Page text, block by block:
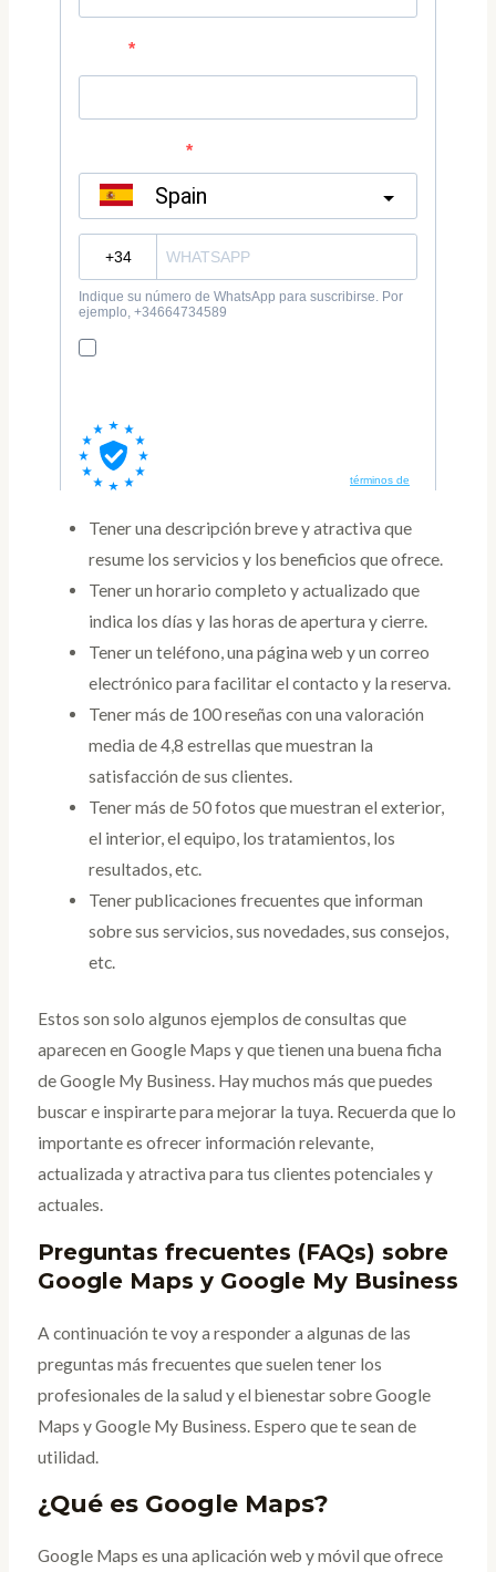
Tener una descripción breve y atractiva que
resume los servicios y los beneficios que ofrece.
Tener un horario completo y actualizado que
indica los días y las horas de apertura y cierre.
Tener un teléfono, una página web y un correo
electrónico para facilitar el contacto y la reserva.
Tener más de 100 reseñas con una valoración
media de 4,8 estrellas que muestran la
satisfacción de sus clientes.
Tener más de 50 fotos que muestran el exterior,
el interior, el equipo, los tratamientos, los
resultados, etc.
Tener publicaciones frecuentes que informan
sobre sus servicios, sus novedades, sus consejos,
etc.
Estos son solo algunos ejemplos de consultas que
aparecen en Google Maps y que tienen una buena ficha
de Google My Business. Hay muchos más que puedes
buscar e inspirarte para mejorar la tuya. Recuerda que lo
importante es ofrecer información relevante,
actualizada y atractiva para tus clientes potenciales y
actuales.
Preguntas frecuentes (FAQs) sobre
Google Maps y Google My Business
A continuación te voy a responder a algunas de las
preguntas más frecuentes que suelen tener los
profesionales de la salud y el bienestar sobre Google
Maps y Google My Business. Espero que te sean de
utilidad.
¿Qué es Google Maps?
Google Maps es una aplicación web y móvil que ofrece